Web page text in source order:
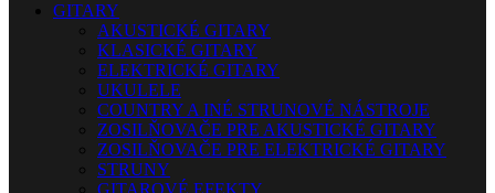
GITARY
AKUSTICKÉ GITARY
KLASICKÉ GITARY
ELEKTRICKÉ GITARY
UKULELE
COUNTRY A INÉ STRUNOVÉ NÁSTROJE
ZOSILŇOVAČE PRE AKUSTICKÉ GITARY
ZOSILŇOVAČE PRE ELEKTRICKÉ GITARY
STRUNY
GITAROVÉ EFEKTY